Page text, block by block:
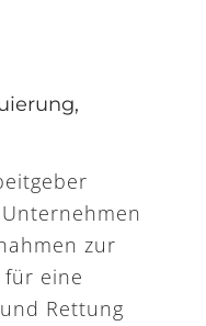
zur
eine
Rettung